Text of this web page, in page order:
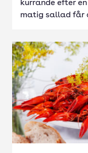
kurrande efter
matig sallad får